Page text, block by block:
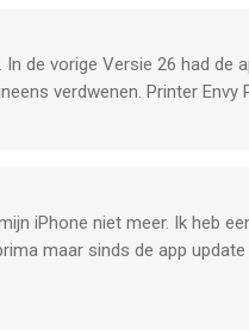
de vorige Versie 26 had de
verdwenen. Printer Envy
iPhone niet meer. Ik heb
maar sinds de app
nog zo goed werkt hoef ik
pogingen met resetten en